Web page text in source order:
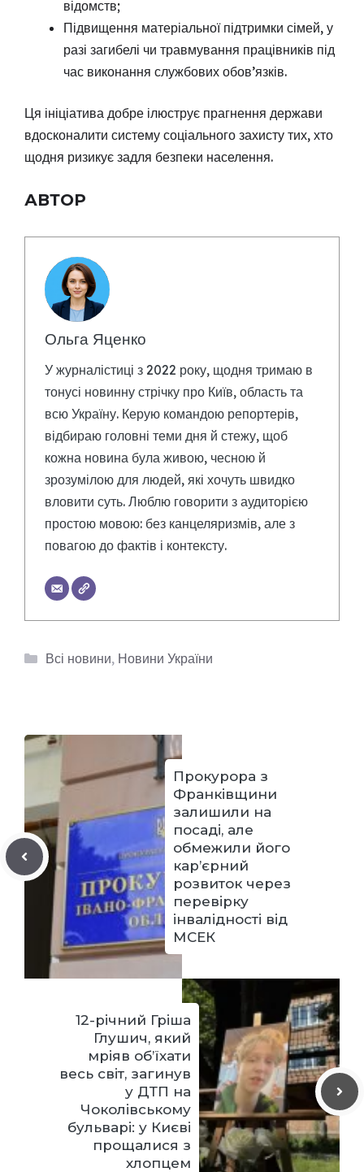
відомств;
Підвищення матеріальної підтримки сімей, у
разі загибелі чи травмування працівників під
час виконання службових обов’язків.
Ця ініціатива добре ілюструє прагнення держави
вдосконалити систему соціального захисту тих, хто
щодня ризикує задля безпеки населення.
АВТОР
Ольга Яценко
У журналістиці з 2022 року, щодня тримаю в
тонусі новинну стрічку про Київ, область та
всю Україну. Керую командою репортерів,
відбираю головні теми дня й стежу, щоб
кожна новина була живою, чесною й
зрозумілою для людей, які хочуть швидко
вловити суть. Люблю говорити з аудиторією
простою мовою: без канцеляризмів, але з
повагою до фактів і контексту.
Категорії
Всі новини, Новини України
Прокурора з
Франківщини
залишили на
посаді, але
обмежили його
кар’єрний
розвиток через
перевірку
інвалідності від
МСЕК
12-річний Гріша
Глушич, який
мріяв об’їхати
весь світ, загинув
у ДТП на
Чоколівському
бульварі: у Києві
прощалися з
хлопцем